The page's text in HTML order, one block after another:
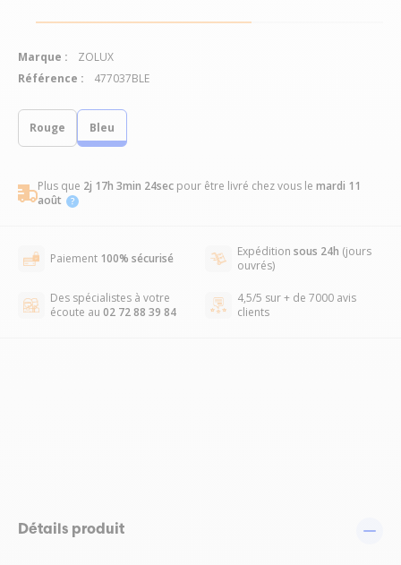
Rouge Bleu
Plus que 2j 17h 3min 24sec pour être livré chez vous le mardi 11
août
Paiement 100% sécurisé Expédition sous 24h (jours
ouvrés)
Des spécialistes à votre
écoute au 02 72 88 39 84
4,5/5 sur + de 7000 avis
clients
Détails produit
Marque :
ZOLUX
Référence :
477037BLE